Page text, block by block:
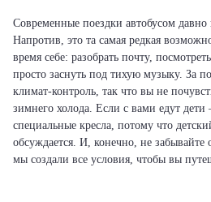
Современные поездки автобусом давно
Напротив, это та самая редкая
время себе: разобрать почту,
просто заснуть под тихую музыку. За
климат-контроль, так что вы не
зимнего холода. Если с вами едут
специальные кресла, потому что
обсуждается. И, конечно, не забывайте
мы создали все условия, чтобы вы